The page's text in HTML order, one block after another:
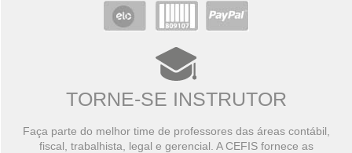
TORNE-SE INSTRUTOR
Faça parte do melhor time de professores das áreas contábil,
fiscal, trabalhista, legal e gerencial. A CEFIS fornece as